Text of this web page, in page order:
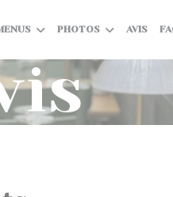
PHOTOS AVIS